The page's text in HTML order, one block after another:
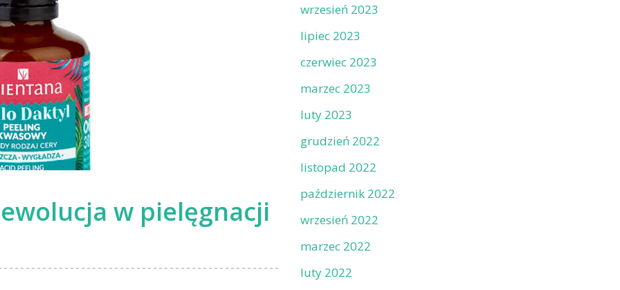
w pielęgnacji
wrzesień 2023
lipiec 2023
czerwiec 2023
marzec 2023
luty 2023
grudzień 2022
listopad 2022
październik 2022
wrzesień 2022
marzec 2022
luty 2022